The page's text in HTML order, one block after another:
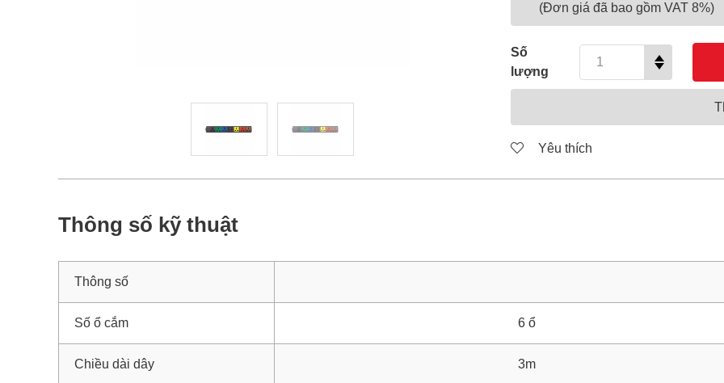
(Đơn giá đã bao gồm VAT 8%)
Số
lượng
Yêu thích
Thông số kỹ thuật
Thông số
Số ổ cắm 6 ổ
Chiều dài dây 3m